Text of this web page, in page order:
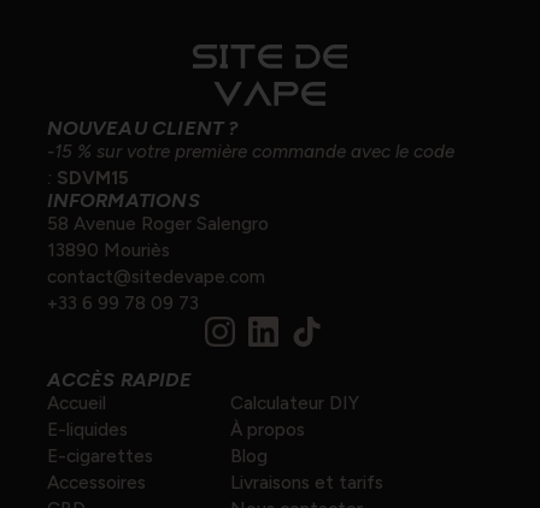
NOUVEAU CLIENT ?
-15 % sur votre première commande avec le code
: SDVM15
INFORMATIONS
58 Avenue Roger Salengro
13890 Mouriès
contact@sitedevape.com
+33 6 99 78 09 73
ACCÈS RAPIDE
Accueil
E-liquides
E-cigarettes
Accessoires
Calculateur DIY
À propos
Blog
Livraisons et tarifs